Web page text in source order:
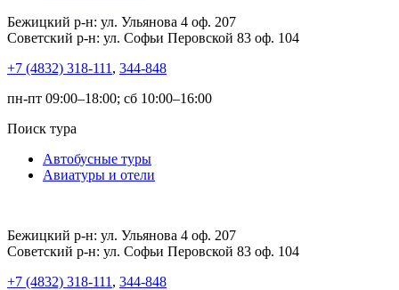
Бежицкий р-н: ул. Ульянова 4 оф. 207
Советский р-н: ул. Софьи Перовской 83 оф. 104
+7 (4832) 318-111 , 344-848
пн-пт 09:00–18:00; сб 10:00–16:00
Поиск тура
Автобусные туры
Авиатуры и отели
Бежицкий р-н: ул. Ульянова 4 оф. 207
Советский р-н: ул. Софьи Перовской 83 оф. 104
+7 (4832) 318-111 , 344-848